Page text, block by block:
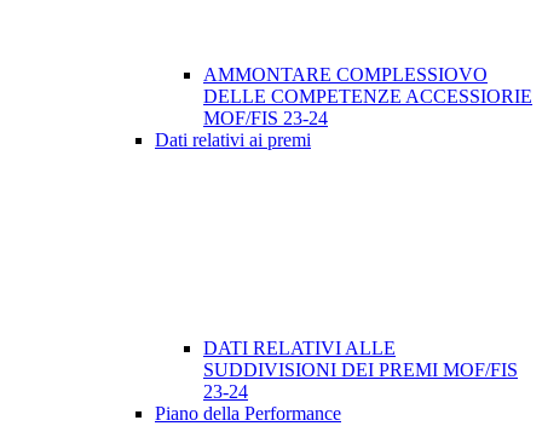
AMMONTARE COMPLESSIOVO
DELLE COMPETENZE ACCESSIORIE
MOF/FIS 23-24
Dati relativi ai premi
DATI RELATIVI ALLE
SUDDIVISIONI DEI PREMI MOF/FIS
23-24
Piano della Performance